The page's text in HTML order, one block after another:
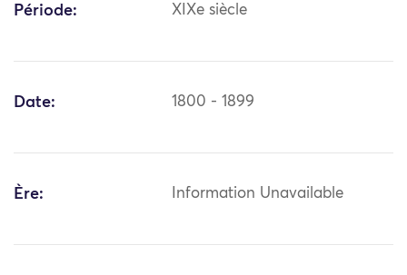
Période: XIXe siècle
Date: 1800 - 1899
Ère: Information Unavailable